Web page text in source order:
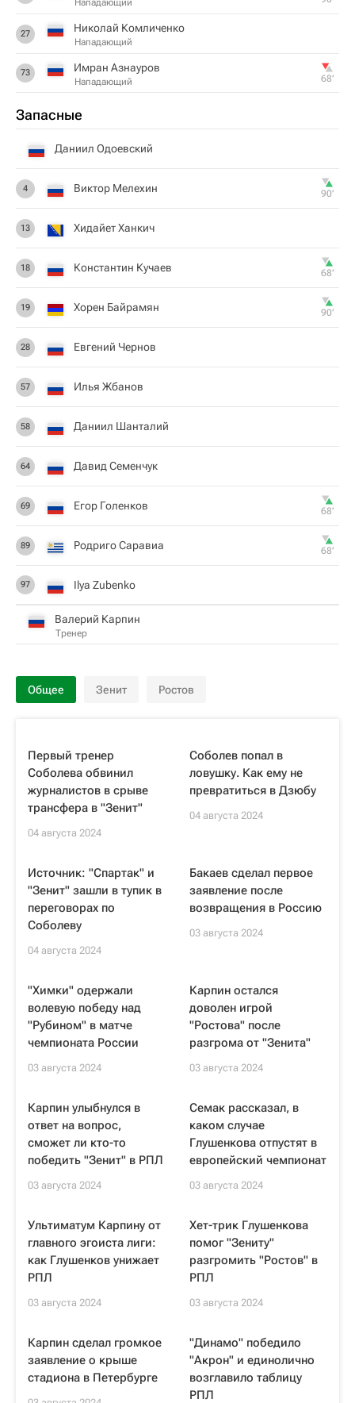
Нападающий
27 Николай Комличенко
Нападающий
73 Имран Азнауров
Нападающий 68‎’‎
Запасные
Даниил Одоевский
4 Виктор Мелехин 90‎’‎
13 Хидайет Ханкич
18 Константин Кучаев 68‎’‎
19 Хорен Байрамян 90‎’‎
28 Евгений Чернов
57 Илья Жбанов
58 Даниил Шанталий
64 Давид Семенчук
69 Егор Голенков 68‎’‎
89 Родриго Саравиа 68‎’‎
97 Ilya Zubenko
Валерий Карпин
Тренер
Общее Зенит Ростов
Первый тренер
Соболева обвинил
журналистов в срыве
трансфера в "Зенит"
04 августа 2024
Соболев попал в
ловушку. Как ему не
превратиться в Дзюбу
04 августа 2024
Источник: "Спартак" и
"Зенит" зашли в тупик в
переговорах по
Соболеву
04 августа 2024
Бакаев сделал первое
заявление после
возвращения в Россию
03 августа 2024
"Химки" одержали
волевую победу над
"Рубином" в матче
чемпионата России
03 августа 2024
Карпин остался
доволен игрой
"Ростова" после
разгрома от "Зенита"
03 августа 2024
Карпин улыбнулся в
ответ на вопрос,
сможет ли кто-то
победить "Зенит" в РПЛ
03 августа 2024
Семак рассказал, в
каком случае
Глушенкова отпустят в
европейский чемпионат
03 августа 2024
Ультиматум Карпину от
главного эгоиста лиги:
как Глушенков унижает
РПЛ
03 августа 2024
Хет-трик Глушенкова
помог "Зениту"
разгромить "Ростов" в
РПЛ
03 августа 2024
Карпин сделал громкое
заявление о крыше
стадиона в Петербурге
"Динамо" победило
"Акрон" и единолично
возглавило таблицу
РПЛ